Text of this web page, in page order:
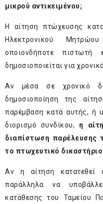
μικρού αντικειμένου;
Η αίτηση πτώχευσης
Ηλεκτρονικού
οποιονδήποτε
δημοσιοποιείται για
Αν μέσα σε χρονικό
δημοσιοποίηση της
παρέμβαση κατά αυτής, ή
διορισμό συνδίκου, η
διαπίστωση παρέλευσης
το πτωχευτικό
Αν η αίτηση κατατεθεί
παράλληλα να
κατάθεσης του Ταμείου